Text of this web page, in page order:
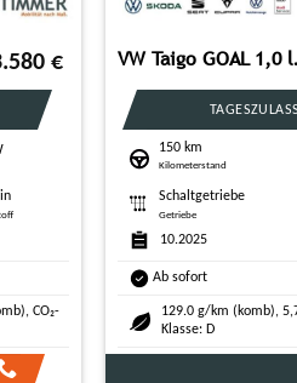
€
CO₂-
VW
150 km
Kilometerstand
Schaltgetriebe
Getriebe
10.2025
Ab sofort
129.0 g/km (komb),
Klasse: D